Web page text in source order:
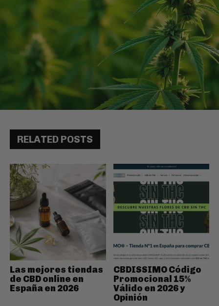
RELATED POSTS
Las mejores tiendas
de CBD online en
España en 2026
CBDISSIMO Código
Promocional 15%
Válido en 2026 y
Opinión